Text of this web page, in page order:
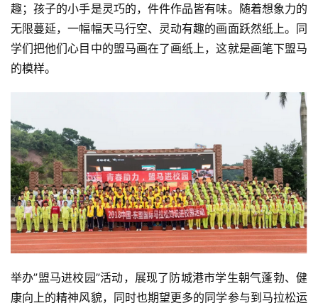
趣；孩子的小手是灵巧的，件件作品皆有味。随着想象力的
无限蔓延，一幅幅天马行空、灵动有趣的画面跃然纸上。同
学们把他们心目中的盟马画在了画纸上，这就是画笔下盟马
的模样。
举办”盟马进校园”活动，展现了防城港市学生朝气蓬勃、健
康向上的精神风貌，同时也期望更多的同学参与到马拉松运